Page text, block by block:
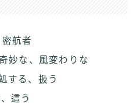
航者
妙な、風変わりな
する、扱う
這う